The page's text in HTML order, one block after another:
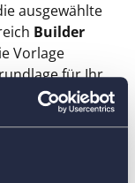
ausgewählte
Builder
Vorlage
für Ihr
zu starten,